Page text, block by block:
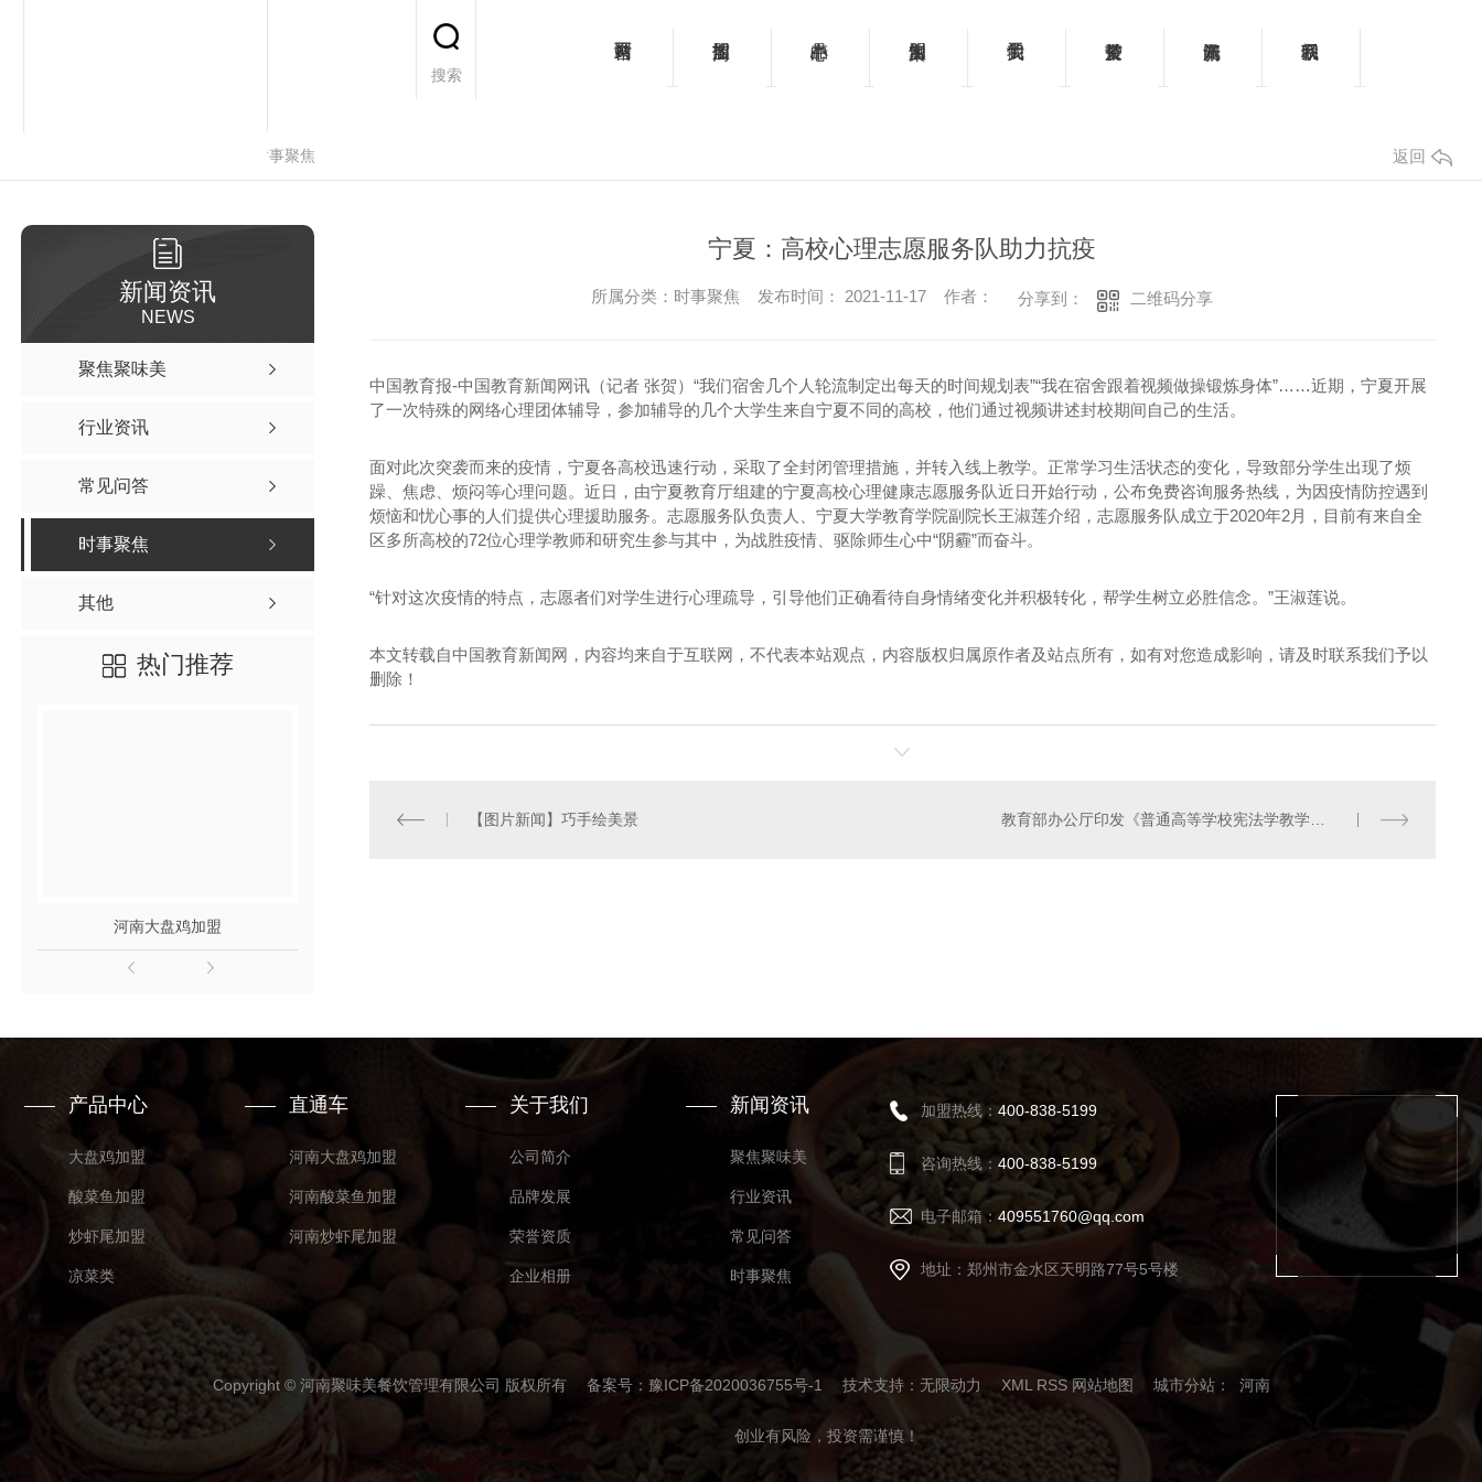
搜索
时事聚焦 返回
新闻资讯
NEWS
聚焦聚味美
行业资讯
常见问答
时事聚焦
其他
热门推荐
河南大盘鸡加盟
宁夏：高校心理志愿服务队助力抗疫
所属分类：时事聚焦 发布时间： 2021-11-17 作者： 分享到： 二维码分享
中国教育报-中国教育新闻网讯（记者 张贺）“我们宿舍几个人轮流制定出每天的时间规划表”“我在宿舍跟着视频做操锻炼身体”……近期，宁夏开展
了一次特殊的网络心理团体辅导，参加辅导的几个大学生来自宁夏不同的高校，他们通过视频讲述封校期间自己的生活。
面对此次突袭而来的疫情，宁夏各高校迅速行动，采取了全封闭管理措施，并转入线上教学。正常学习生活状态的变化，导致部分学生出现了烦
躁、焦虑、烦闷等心理问题。近日，由宁夏教育厅组建的宁夏高校心理健康志愿服务队近日开始行动，公布免费咨询服务热线，为因疫情防控遇到
烦恼和忧心事的人们提供心理援助服务。志愿服务队负责人、宁夏大学教育学院副院长王淑莲介绍，志愿服务队成立于2020年2月，目前有来自全
区多所高校的72位心理学教师和研究生参与其中，为战胜疫情、驱除师生心中“阴霾”而奋斗。
“针对这次疫情的特点，志愿者们对学生进行心理疏导，引导他们正确看待自身情绪变化并积极转化，帮学生树立必胜信念。”王淑莲说。
本文转载自中国教育新闻网，内容均来自于互联网，不代表本站观点，内容版权归属原作者及站点所有，如有对您造成影响，请及时联系我们予以
删除！
【图片新闻】巧手绘美景 教育部办公厅印发《普通高等学校宪法学教学重点指南》
产品中心
大盘鸡加盟
酸菜鱼加盟
炒虾尾加盟
凉菜类
直通车
河南大盘鸡加盟
河南酸菜鱼加盟
河南炒虾尾加盟
关于我们
公司简介
品牌发展
荣誉资质
企业相册
新闻资讯
聚焦聚味美
行业资讯
常见问答
时事聚焦
加盟热线： 400-838-5199
咨询热线： 400-838-5199
电子邮箱： 409551760@qq.com
地址：郑州市金水区天明路77号5号楼
Copyright © 河南聚味美餐饮管理有限公司 版权所有 备案号： 豫ICP备2020036755号-1 技术支持： 无限动力 XML RSS 网站地图 城市分站： 河南
创业有风险，投资需谨慎！